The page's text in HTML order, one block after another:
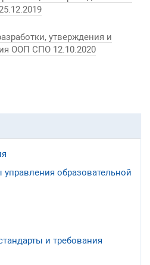
утверждения и
ООП СПО 12.10.2020
управления образовательной
и требования